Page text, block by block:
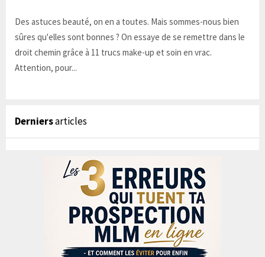
Des astuces beauté, on en a toutes. Mais sommes-nous bien
sûres qu'elles sont bonnes ? On essaye de se remettre dans le
droit chemin grâce à 11 trucs make-up et soin en vrac.
Attention, pour...
Derniersarticles